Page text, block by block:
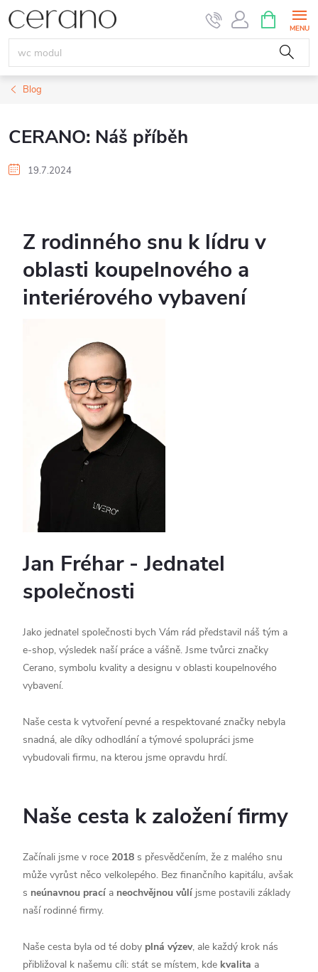
Přejít
na
obsah
NÁKUPNÍ
KOŠÍK
Blog
CERANO: Náš příběh
19.7.2024
Z rodinného snu k lídru v
oblasti koupelnového a
interiérového vybavení
Jan Fréhar - Jednatel
společnosti
Jako jednatel společnosti bych Vám rád představil náš tým a
e-shop, výsledek naší práce a vášně. Jsme tvůrci značky
Cerano, symbolu kvality a designu v oblasti koupelnového
vybavení.
Naše cesta k vytvoření pevné a respektované značky nebyla
snadná, ale díky odhodlání a týmové spolupráci jsme
vybudovali firmu, na kterou jsme opravdu hrdí.
Naše cesta k založení firmy
Začínali jsme v roce 2018 s přesvědčením, že z malého snu
může vyrůst něco velkolepého. Bez finančního kapitálu, avšak
s neúnavnou prací a neochvějnou vůlí jsme postavili základy
naší rodinné firmy.
Naše cesta byla od té doby plná výzev, ale každý krok nás
přibližoval k našemu cíli: stát se místem, kde kvalita a